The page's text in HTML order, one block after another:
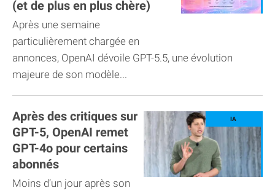
(et de plus en plus chère)
Après une semaine
particulièrement chargée en
annonces, OpenAI dévoile GPT-5.5, une évolution
majeure de son modèle...
Après des critiques sur
GPT-5, OpenAI remet
GPT-4o pour certains
abonnés
Moins d’un jour après son